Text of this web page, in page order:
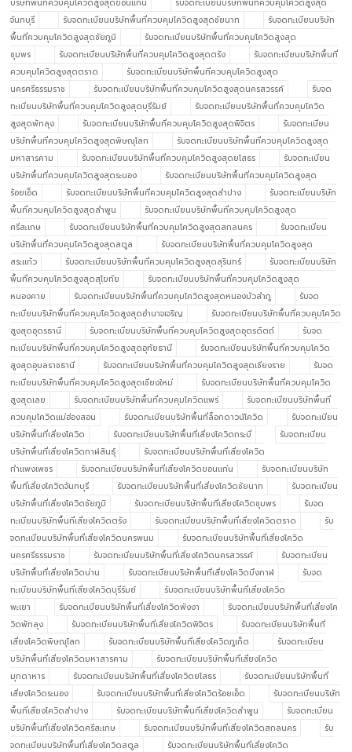
บริษัทพื้นที่ควบคุมโควิดสูงสุดขอนแก่น
รับจดทะเบียนบริษัทพื้นที่ควบคุมโควิดสูงสุด
จันทบุรี
รับจดทะเบียนบริษัทพื้นที่ควบคุมโควิดสูงสุดชัยนาท
รับจดทะเบียนบริษัท
พื้นที่ควบคุมโควิดสูงสุดชัยภูมิ
รับจดทะเบียนบริษัทพื้นที่ควบคุมโควิดสูงสุด
ชุมพร
รับจดทะเบียนบริษัทพื้นที่ควบคุมโควิดสูงสุดตรัง
รับจดทะเบียนบริษัทพื้นที่
ควบคุมโควิดสูงสุดตราด
รับจดทะเบียนบริษัทพื้นที่ควบคุมโควิดสูงสุด
นครศรีธรรมราช
รับจดทะเบียนบริษัทพื้นที่ควบคุมโควิดสูงสุดนครสวรรค์
รับจด
ทะเบียนบริษัทพื้นที่ควบคุมโควิดสูงสุดบุรีรัมย์
รับจดทะเบียนบริษัทพื้นที่ควบคุมโควิด
สูงสุดพัทลุง
รับจดทะเบียนบริษัทพื้นที่ควบคุมโควิดสูงสุดพิจิตร
รับจดทะเบียน
บริษัทพื้นที่ควบคุมโควิดสูงสุดพิษณุโลก
รับจดทะเบียนบริษัทพื้นที่ควบคุมโควิดสูงสุด
มหาสารคาม
รับจดทะเบียนบริษัทพื้นที่ควบคุมโควิดสูงสุดยโสธร
รับจดทะเบียน
บริษัทพื้นที่ควบคุมโควิดสูงสุดระนอง
รับจดทะเบียนบริษัทพื้นที่ควบคุมโควิดสูงสุด
ร้อยเอ็ด
รับจดทะเบียนบริษัทพื้นที่ควบคุมโควิดสูงสุดลำปาง
รับจดทะเบียนบริษัท
พื้นที่ควบคุมโควิดสูงสุดลำพูน
รับจดทะเบียนบริษัทพื้นที่ควบคุมโควิดสูงสุด
ศรีสะเกษ
รับจดทะเบียนบริษัทพื้นที่ควบคุมโควิดสูงสุดสกลนคร
รับจดทะเบียน
บริษัทพื้นที่ควบคุมโควิดสูงสุดสตูล
รับจดทะเบียนบริษัทพื้นที่ควบคุมโควิดสูงสุด
สระแก้ว
รับจดทะเบียนบริษัทพื้นที่ควบคุมโควิดสูงสุดสุรินทร์
รับจดทะเบียนบริษัท
พื้นที่ควบคุมโควิดสูงสุดสุโขทัย
รับจดทะเบียนบริษัทพื้นที่ควบคุมโควิดสูงสุด
หนองคาย
รับจดทะเบียนบริษัทพื้นที่ควบคุมโควิดสูงสุดหนองบัวลำภู
รับจด
ทะเบียนบริษัทพื้นที่ควบคุมโควิดสูงสุดอำนาจเจริญ
รับจดทะเบียนบริษัทพื้นที่ควบคุมโควิด
สูงสุดอุดรธานี
รับจดทะเบียนบริษัทพื้นที่ควบคุมโควิดสูงสุดอุตรดิตถ์
รับจด
ทะเบียนบริษัทพื้นที่ควบคุมโควิดสูงสุดอุทัยธานี
รับจดทะเบียนบริษัทพื้นที่ควบคุมโควิด
สูงสุดอุบลราชธานี
รับจดทะเบียนบริษัทพื้นที่ควบคุมโควิดสูงสุดเชียงราย
รับจด
ทะเบียนบริษัทพื้นที่ควบคุมโควิดสูงสุดเชียงใหม่
รับจดทะเบียนบริษัทพื้นที่ควบคุมโควิด
สูงสุดเลย
รับจดทะเบียนบริษัทพื้นที่ควบคุมโควิดแพร่
รับจดทะเบียนบริษัทพื้นที่
ควบคุมโควิดแม่ฮ่องสอน
รับจดทะเบียนบริษัทพื้นที่ล็อกดาวน์โควิด
รับจดทะเบียน
บริษัทพื้นที่เสี่ยงโควิด
รับจดทะเบียนบริษัทพื้นที่เสี่ยงโควิดกระบี่
รับจดทะเบียน
บริษัทพื้นที่เสี่ยงโควิดกาฬสินธุ์
รับจดทะเบียนบริษัทพื้นที่เสี่ยงโควิด
กำแพงเพชร
รับจดทะเบียนบริษัทพื้นที่เสี่ยงโควิดขอนแก่น
รับจดทะเบียนบริษัท
พื้นที่เสี่ยงโควิดจันทบุรี
รับจดทะเบียนบริษัทพื้นที่เสี่ยงโควิดชัยนาท
รับจดทะเบียน
บริษัทพื้นที่เสี่ยงโควิดชัยภูมิ
รับจดทะเบียนบริษัทพื้นที่เสี่ยงโควิดชุมพร
รับจด
ทะเบียนบริษัทพื้นที่เสี่ยงโควิดตรัง
รับจดทะเบียนบริษัทพื้นที่เสี่ยงโควิดตราด
รับ
จดทะเบียนบริษัทพื้นที่เสี่ยงโควิดนครพนม
รับจดทะเบียนบริษัทพื้นที่เสี่ยงโควิด
นครศรีธรรมราช
รับจดทะเบียนบริษัทพื้นที่เสี่ยงโควิดนครสวรรค์
รับจดทะเบียน
บริษัทพื้นที่เสี่ยงโควิดน่าน
รับจดทะเบียนบริษัทพื้นที่เสี่ยงโควิดบึงกาฬ
รับจด
ทะเบียนบริษัทพื้นที่เสี่ยงโควิดบุรีรัมย์
รับจดทะเบียนบริษัทพื้นที่เสี่ยงโควิด
พะเยา
รับจดทะเบียนบริษัทพื้นที่เสี่ยงโควิดพังงา
รับจดทะเบียนบริษัทพื้นที่เสี่ยงโค
วิดพัทลุง
รับจดทะเบียนบริษัทพื้นที่เสี่ยงโควิดพิจิตร
รับจดทะเบียนบริษัทพื้นที่
เสี่ยงโควิดพิษณุโลก
รับจดทะเบียนบริษัทพื้นที่เสี่ยงโควิดภูเก็ต
รับจดทะเบียน
บริษัทพื้นที่เสี่ยงโควิดมหาสารคาม
รับจดทะเบียนบริษัทพื้นที่เสี่ยงโควิด
มุกดาหาร
รับจดทะเบียนบริษัทพื้นที่เสี่ยงโควิดยโสธร
รับจดทะเบียนบริษัทพื้นที่
เสี่ยงโควิดระนอง
รับจดทะเบียนบริษัทพื้นที่เสี่ยงโควิดร้อยเอ็ด
รับจดทะเบียนบริษัท
พื้นที่เสี่ยงโควิดลำปาง
รับจดทะเบียนบริษัทพื้นที่เสี่ยงโควิดลำพูน
รับจดทะเบียน
บริษัทพื้นที่เสี่ยงโควิดศรีสะเกษ
รับจดทะเบียนบริษัทพื้นที่เสี่ยงโควิดสกลนคร
รับ
จดทะเบียนบริษัทพื้นที่เสี่ยงโควิดสตูล
รับจดทะเบียนบริษัทพื้นที่เสี่ยงโควิด